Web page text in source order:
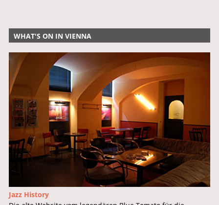
WHAT'S ON IN VIENNA
Jazz History